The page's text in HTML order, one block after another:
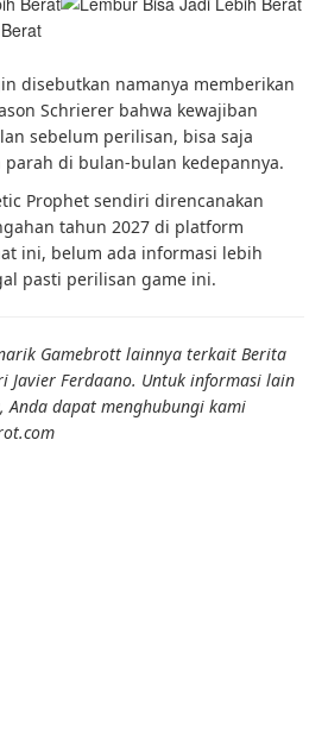
disebutkan namanya memberikan
Schrierer bahwa kewajiban
sebelum perilisan, bisa saja
di bulan-bulan kedepannya.
Prophet sendiri direncanakan
tahun 2027 di platform
ini, belum ada informasi lebih
pasti perilisan game ini.
Gamebrott lainnya terkait Berita
Javier Ferdaano. Untuk informasi lain
dapat menghubungi kami